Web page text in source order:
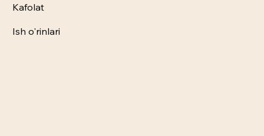
Kafolat
Ish o'rinlari